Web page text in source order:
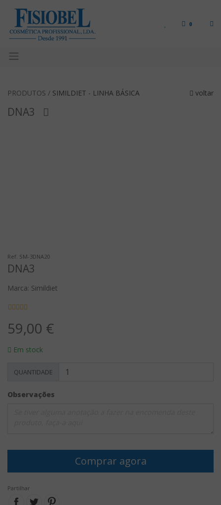
0
PRODUTOS / SIMILDIET - LINHA BÁSICA voltar
DNA3
Ref. SM-3DNA20
DNA3
Marca: Simildiet
59,00 €
Em stock
QUANTIDADE
Observações
Comprar agora
Partilhar